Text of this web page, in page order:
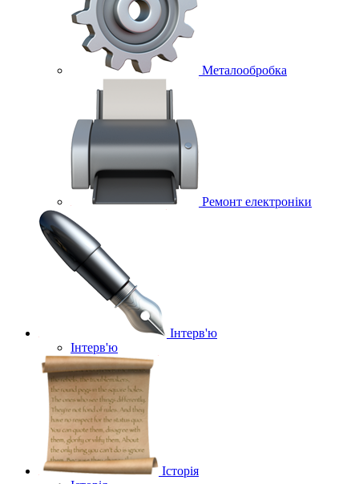
Металообробка
Ремонт електроніки
Інтерв'ю
Інтерв'ю
Історія